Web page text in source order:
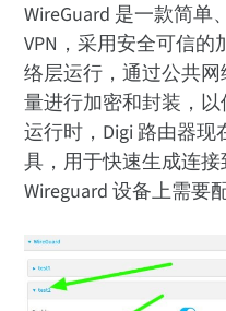
WireGuard 是一款简
VPN，采用安全可信的
络层运行，通过公共
量进行加密和封装，
运行时，Digi 路由器现
具，用于快速生成连
Wireguard 设备上需要